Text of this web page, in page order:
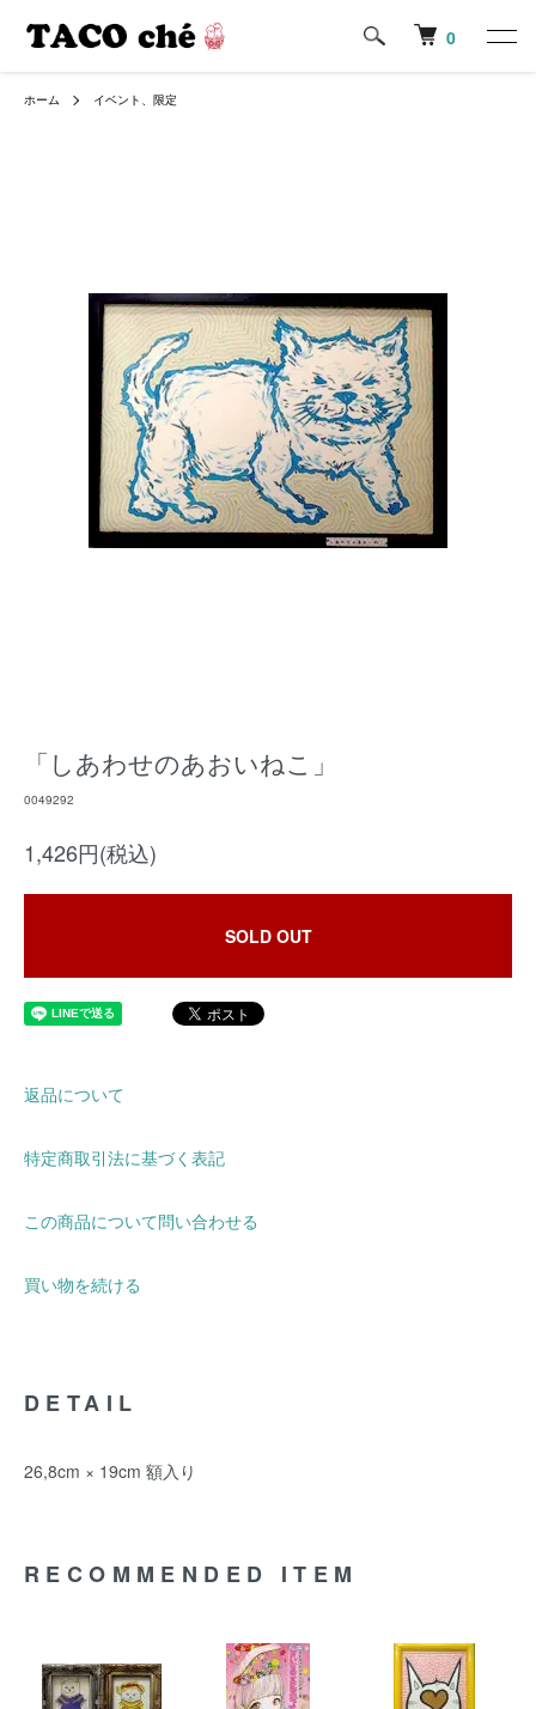
0
ホーム イベント、限定
「しあわせのあおいねこ」
0049292
1,426円(税込)
SOLD OUT
返品について
特定商取引法に基づく表記
この商品について問い合わせる
買い物を続ける
DETAIL
26,8cm × 19cm 額入り
RECOMMENDED ITEM